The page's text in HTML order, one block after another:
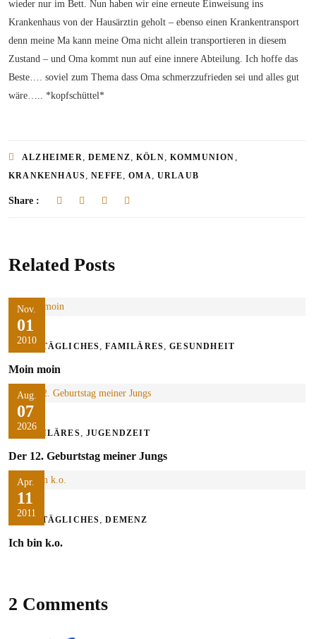
wieder nur im Bett. Nun haben wir eine erneute Einweisung ins
Krankenhaus von der Hausärztin geholt – ebenso einen Krankentransport
denn meine Ma kann meine Oma nicht allein transportieren in diesem
Zustand – und Oma kommt nun auf eine innere Abteilung. Ich hoffe das
Beste…. soviel zum Thema dass Oma schmerzzufrieden sei und alles gut
wäre….. *kopfschüttel*
ALZHEIMER DEMENZ ,KÖLN KOMMUNION
KRANKENHAUS ,NEFFE ,OMA URLAUB
Share :
Related Posts
Nov.
01
2010
ALLTÄGLICHES,FAMILÄRES,GESUNDHEIT
Moin moin
Aug.
07
2026
FAMILÄRES, JUGENDZEIT
Der 12. Geburtstag meiner Jungs
Apr.
11
2011
ALLTÄGLICHES ,DEMENZ
Ich bin k.o.
2 Comments